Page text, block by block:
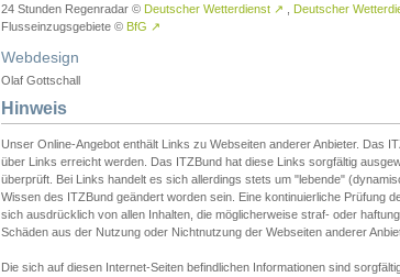
24 Stunden Regenradar © Deutscher Wetterdienst ↗ Deutscher
Flusseinzugsgebiete © BfG ↗
Webdesign
Olaf Gottschall
Hinweis
Unser Online-Angebot enthält Links zu Webseiten anderer Anbieter. Das
über Links erreicht werden. Das ITZBund hat diese Links sorgfältig
überprüft. Bei Links handelt es sich allerdings stets um "lebende"
Wissen des ITZBund geändert worden sein. Eine kontinuierliche Prüfung
sich ausdrücklich von allen Inhalten, die möglicherweise straf- oder
Schäden aus der Nutzung oder Nichtnutzung der Webseiten anderer
Die sich auf diesen Internet-Seiten befindlichen Informationen sind